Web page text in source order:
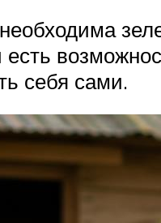
есть
себя сами.